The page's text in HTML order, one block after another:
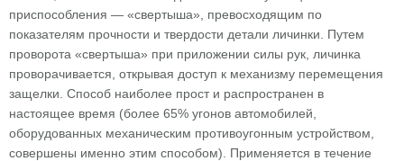
приспособления — «свертыша», превосходящим по
показателям прочности и твердости детали личинки. Путем
проворота «свертыша» при приложении силы рук, личинка
проворачивается, открывая доступ к механизму перемещения
защелки. Способ наиболее прост и распространен в
настоящее время (более 65% угонов автомобилей,
оборудованных механическим противоугонным устройством,
совершены именно этим способом). Применяется в течение